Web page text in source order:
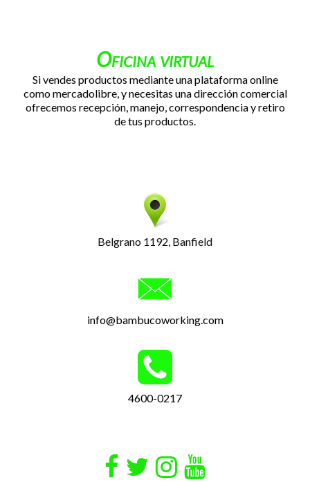
Oficina virtual
Si vendes productos mediante una plataforma online
como mercadolibre, y necesitas una dirección comercial
ofrecemos recepción, manejo, correspondencia y retiro
de tus productos.
Belgrano 1192, Banfield
info@bambucoworking.com
4600-0217
Enlace
de
Enlace
de
Enlace
de